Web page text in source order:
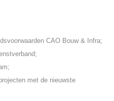
CAO Bouw & Infra;
met de nieuwste